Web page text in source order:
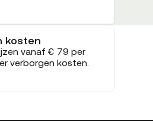
kosten
vanaf € 79 per
verborgen kosten.